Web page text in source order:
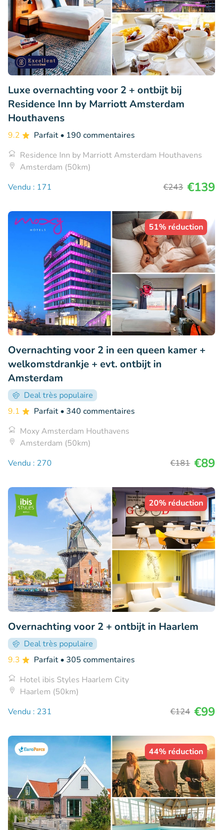
Luxe overnachting voor 2 + ontbijt bij
Residence Inn by Marriott Amsterdam
Houthavens
9.2 Parfait • 190 commentaires
Residence Inn by Marriott Amsterdam Houthavens
Amsterdam (50km)
Vendu : 171
€243 €139
51% réduction
Overnachting voor 2 in een queen kamer +
welkomstdrankje + evt. ontbijt in
Amsterdam
Deal très populaire
9.1
Parfait • 340 commentaires
Moxy Amsterdam Houthavens
Amsterdam (50km)
Vendu : 270
€181 €89
20% réduction
Overnachting voor 2 + ontbijt in Haarlem
Deal très populaire
9.3
Parfait • 305 commentaires
Hotel ibis Styles Haarlem City
Haarlem (50km)
Vendu : 231
€124 €99
44% réduction